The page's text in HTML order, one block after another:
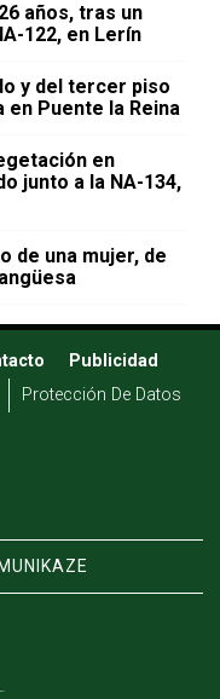
años, tras un
122, en Lerín
y del tercer piso
en Puente la Reina
en
junto a la NA-134,
de una mujer, de
Publicidad
Protección De Datos